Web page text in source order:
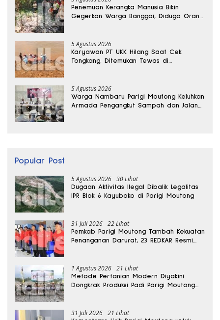
Penemuan Kerangka Manusia Bikin
Gegerkan Warga Banggai, Diduga Orang
5 Agustus 2026
Karyawan PT UKK Hilang Saat Cek
Tongkang, Ditemukan Tewas di
5 Agustus 2026
Warga Nambaru Parigi Moutong Keluhkan
Armada Pengangkut Sampah dan Jalan
Popular Post
5 Agustus 2026 30 Lihat
Dugaan Aktivitas Ilegal Dibalik Legalitas
IPR Blok 6 Kayuboko di Parigi Moutong
31 Juli 2026 22 Lihat
Pemkab Parigi Moutong Tambah Kekuatan
Penanganan Darurat, 23 REDKAR Resmi
1 Agustus 2026 21 Lihat
Metode Pertanian Modern Diyakini
Dongkrak Produksi Padi Parigi Moutong
31 Juli 2026 21 Lihat